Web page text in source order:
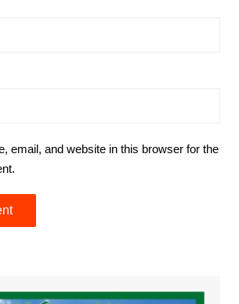
email, and website in this browser for the